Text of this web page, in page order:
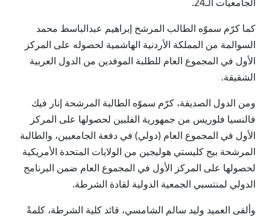
كما كرّم سموّه الطالب المرشح إبراهيم عبدالباسط محمد
السوالمة من المملكة الأردنية الهاشمية لحصوله على المركز
الأول في المجموع العام للطلبة الموفدين من الدول العربية
الشقيقة.
ومن الدول الصديقة، كرّم سموّه الطالبة المرشحة إنار فيك
فالنسيا فلوريس من جمهورية الفلبين لحصولها على المركز
الأول في المجموع العام (دولي) في دفعة الجامعيين، والطالبة
المرشحة بيج كليستي هوليجين من الولايات المتحدة الأمريكية
لحصولها على المركز الأول في المجموع العام ضمن البرنامج
الدولي لمنتسبي الجمعية الدولية لقادة الشرطة.
وألقى العميد وليد سالم الشامسي، قائد كلية الشرطة، كلمةً